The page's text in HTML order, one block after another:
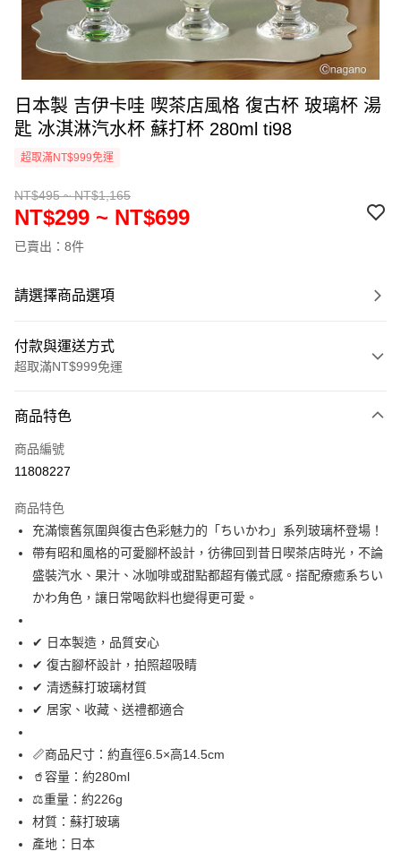
日本製 吉伊卡哇 喫茶店風格 復古杯 玻璃杯 湯
匙 冰淇淋汽水杯 蘇打杯 280ml ti98
超取滿NT$999免運
NT$495 ~ NT$1,165
NT$299 ~ NT$699
已賣出：8件
請選擇商品選項
付款與運送方式
超取滿NT$999免運
信用卡一次付款
信用卡分期付款
合作金庫商業銀行
華南商業銀行
彰化商業銀行
上海商業儲蓄銀行
台北富邦商業銀行
國泰世華商業銀行
兆豐國際商業銀行
臺灣中小企業銀行
台中商業銀行
元大商業銀行
玉山商業銀行
台新國際商業銀行
台灣樂天信用卡公司
超商取貨付款
LINE Pay
Apple Pay
街口支付
Google Pay
運送方式
全家取貨付款
每筆NT$65，滿NT$999(含以上)免運費
付款後全家取貨
商品特色
商品編號
11808227
商品特色
充滿懷舊氛圍與復古色彩魅力的「ちいかわ」系列玻璃杯登場！
帶有昭和風格的可愛腳杯設計，彷彿回到昔日喫茶店時光，不論
盛裝汽水、果汁、冰咖啡或甜點都超有儀式感。搭配療癒系ちい
かわ角色，讓日常喝飲料也變得更可愛。
✔ 日本製造，品質安心
✔ 復古腳杯設計，拍照超吸睛
✔ 清透蘇打玻璃材質
✔ 居家、收藏、送禮都適合
📏商品尺寸：約直徑6.5×高14.5cm
🥤容量：約280ml
⚖重量：約226g
材質：蘇打玻璃
產地：日本